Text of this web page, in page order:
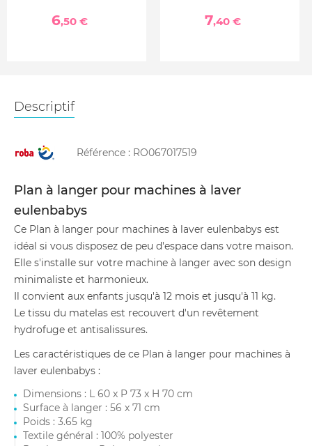
6,50 € 7,40 €
Descriptif
Référence : RO067017519
Plan à langer pour machines à laver
eulenbabys
Ce Plan à langer pour machines à laver eulenbabys est
idéal si vous disposez de peu d'espace dans votre maison.
Elle s'installe sur votre machine à langer avec son design
minimaliste et harmonieux.
Il convient aux enfants jusqu'à 12 mois et jusqu'à 11 kg.
Le tissu du matelas est recouvert d'un revêtement
hydrofuge et antisalissures.
Les caractéristiques de ce Plan à langer pour machines à
laver eulenbabys :
Dimensions : L 60 x P 73 x H 70 cm
Surface à langer : 56 x 71 cm
Poids : 3.65 kg
Textile général : 100% polyester